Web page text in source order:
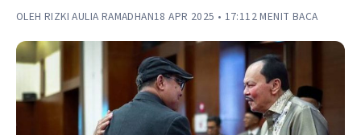
OLEH RIZKI AULIA RAMADHAN18 APR 2025 • 17:112 MENIT BACA